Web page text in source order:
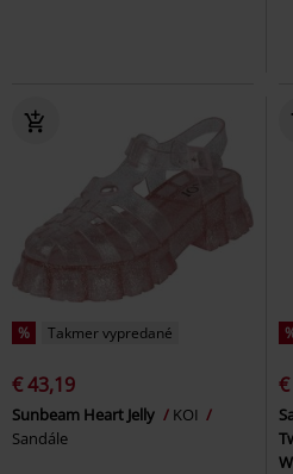
% Takmer vypredané
€ 43,19
Sunbeam Heart Jelly
KOI
Sandále